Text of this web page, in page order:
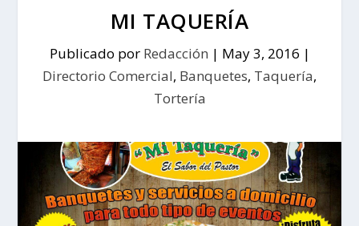
MI TAQUERÍA
Publicado por Redacción | May 3, 2016 |
Directorio Comercial, Banquetes, Taquería,
Tortería